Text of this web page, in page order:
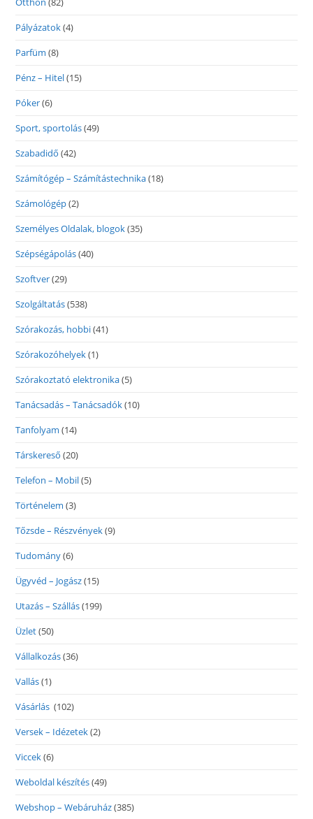
Pályázatok(4)
Parfüm (8)
Pénz – Hitel(15)
Póker(6)
Sport, sportolás(49)
Szabadidő (42)
Számítógép – Számítástechnika(18)
Számológép(2)
Személyes Oldalak, blogok(35)
Szépségápolás(40)
Szoftver(29)
Szolgáltatás(538)
Szórakozás, hobbi(41)
Szórakozóhelyek(1)
Szórakoztató elektronika(5)
Tanácsadás – Tanácsadók(10)
Tanfolyam (14)
Társkereső (20)
Telefon – Mobil(5)
Történelem (3)
Tőzsde – Részvények(9)
Tudomány(6)
Ügyvéd – Jogász(15)
Utazás – Szállás(199)
Üzlet(50)
Vállalkozás(36)
Vallás(1)
Vásárlás (102)
Versek – Idézetek(2)
Viccek(6)
Weboldal készítés(49)
Webshop – Webáruház(385)